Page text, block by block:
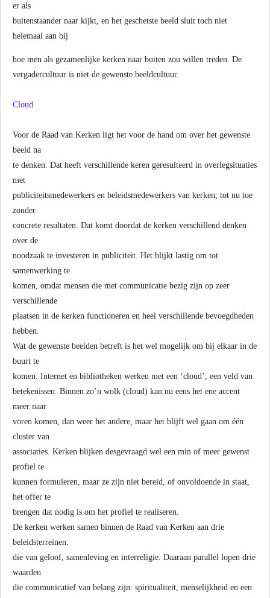
er als
buitenstaander naar kijkt, en het geschetste beeld sluit toch niet
helemaal aan bij
hoe men als gezamenlijke kerken naar buiten zou willen treden. De
vergadercultuur is niet de gewenste beeldcultuur.
Cloud
Voor de Raad van Kerken ligt het voor de hand om over het gewenste
beeld na
te denken. Dat heeft verschillende keren geresulteerd in overlegsituaties
met
publiciteitsmedewerkers en beleidsmedewerkers van kerken; tot nu toe
zonder
concrete resultaten. Dat komt doordat de kerken verschillend denken
over de
noodzaak te investeren in publiciteit. Het blijkt lastig om tot
samenwerking te
komen, omdat mensen die met communicatie bezig zijn op zeer
verschillende
plaatsen in de kerken functioneren en heel verschillende bevoegdheden
hebben.
Wat de gewenste beelden betreft is het wel mogelijk om bij elkaar in de
buurt te
komen. Internet en bibliotheken werken met een ‘cloud’, een veld van
betekenissen. Binnen zo’n wolk (cloud) kan nu eens het ene accent
meer naar
voren komen, dan weer het andere, maar het blijft wel gaan om één
cluster van
associaties. Kerken blijken desgevraagd wel een min of meer gewenst
profiel te
kunnen formuleren, maar ze zijn niet bereid, of onvoldoende in staat,
het offer te
brengen dat nodig is om het profiel te realiseren.
De kerken werken samen binnen de Raad van Kerken aan drie
beleidsterreinen:
die van geloof, samenleving en interreligie. Daaraan parallel lopen drie
waarden
die communicatief van belang zijn: spiritualiteit, menselijkheid en een